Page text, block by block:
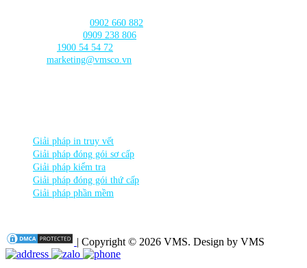
0902 660 882
0909 238 806
1900 54 54 72
marketing@vmsco.vn
Giải pháp in truy vết
Giải pháp đóng gói sơ cấp
Giải pháp kiểm tra
Giải pháp đóng gói thứ cấp
Giải pháp phần mềm
| Copyright © 2026 VMS. Design by VMS